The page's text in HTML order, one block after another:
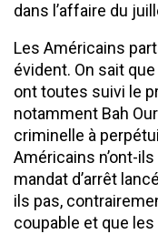
dans l’affaire du
Les Américains
évident. On sait
ont toutes suivi le
notamment Bah
criminelle à
Américains n’ont-
mandat d’arrêt
ils pas,
coupable et que